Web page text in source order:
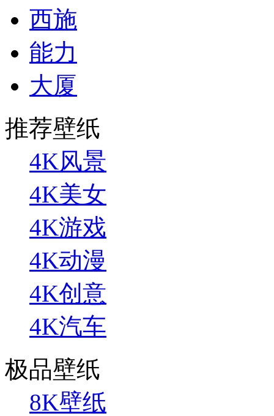
西施
能力
大厦
推荐壁纸
4K风景
4K美女
4K游戏
4K动漫
4K创意
4K汽车
极品壁纸
8K壁纸